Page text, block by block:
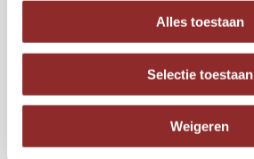
Alles toestaan
Selectie toestaan
Weigeren